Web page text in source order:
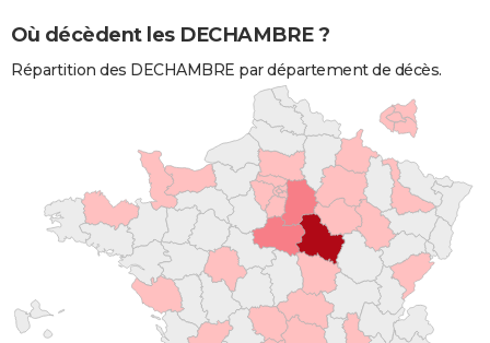
Où décèdent les DECHAMBRE ?
Répartition des DECHAMBRE par département de décès.